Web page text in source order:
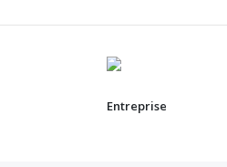
Entreprise